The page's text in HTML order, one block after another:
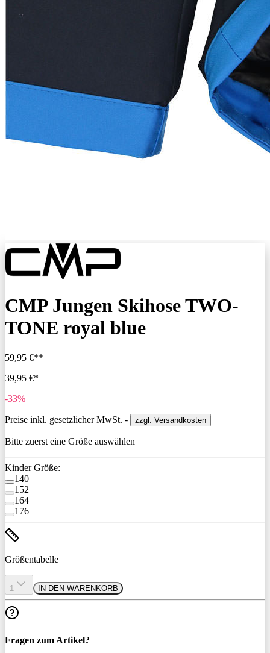
CMP Jungen Skihose TWO-
TONE royal blue
59,95 €**
39,95 €*
-33%
Preise inkl. gesetzlicher MwSt. - zzgl. Versandkosten
Bitte zuerst eine Größe auswählen
Kinder Größe:
140
152
164
176
Größentabelle
1 IN DEN WARENKORB
Fragen zum Artikel?